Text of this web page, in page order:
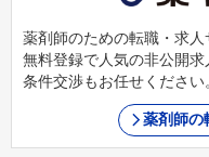
薬剤師のための転職・求人
無料登録で人気の非公開求
条件交渉もお任せください
薬剤師の